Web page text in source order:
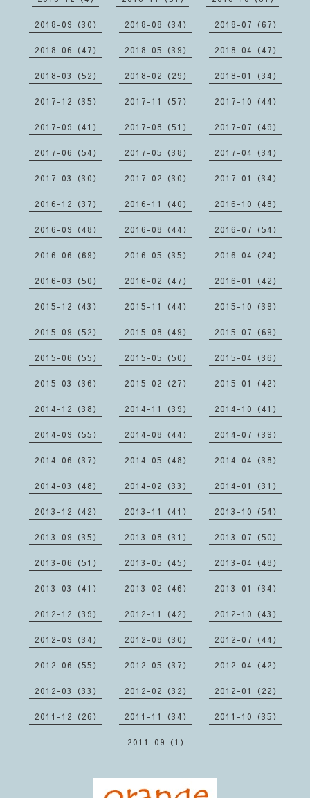
2018-09（30） 2018-08（34） 2018-07（67）
2018-06（47） 2018-05（39） 2018-04（47）
2018-03（52） 2018-02（29） 2018-01（34）
2017-12（35） 2017-11（57） 2017-10（44）
2017-09（41） 2017-08（51） 2017-07（49）
2017-06（54） 2017-05（38） 2017-04（34）
2017-03（30） 2017-02（30） 2017-01（34）
2016-12（37） 2016-11（40） 2016-10（48）
2016-09（48） 2016-08（44） 2016-07（54）
2016-06（69） 2016-05（35） 2016-04（24）
2016-03（50） 2016-02（47） 2016-01（42）
2015-12（43） 2015-11（44） 2015-10（39）
2015-09（52） 2015-08（49） 2015-07（69）
2015-06（55） 2015-05（50） 2015-04（36）
2015-03（36） 2015-02（27） 2015-01（42）
2014-12（38） 2014-11（39） 2014-10（41）
2014-09（55） 2014-08（44） 2014-07（39）
2014-06（37） 2014-05（48） 2014-04（38）
2014-03（48） 2014-02（33） 2014-01（31）
2013-12（42） 2013-11（41） 2013-10（54）
2013-09（35） 2013-08（31） 2013-07（50）
2013-06（51） 2013-05（45） 2013-04（48）
2013-03（41） 2013-02（46） 2013-01（34）
2012-12（39） 2012-11（42） 2012-10（43）
2012-09（34） 2012-08（30） 2012-07（44）
2012-06（55） 2012-05（37） 2012-04（42）
2012-03（33） 2012-02（32） 2012-01（22）
2011-12（26） 2011-11（34） 2011-10（35）
2011-09（1）